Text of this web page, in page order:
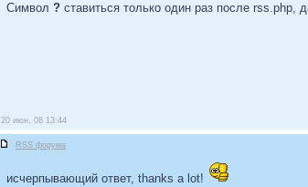
Cимвол ? ставиться только один раз после
20 июн, 08 13:44
RSS форума
исчерпывающий ответ, thanks a lot!